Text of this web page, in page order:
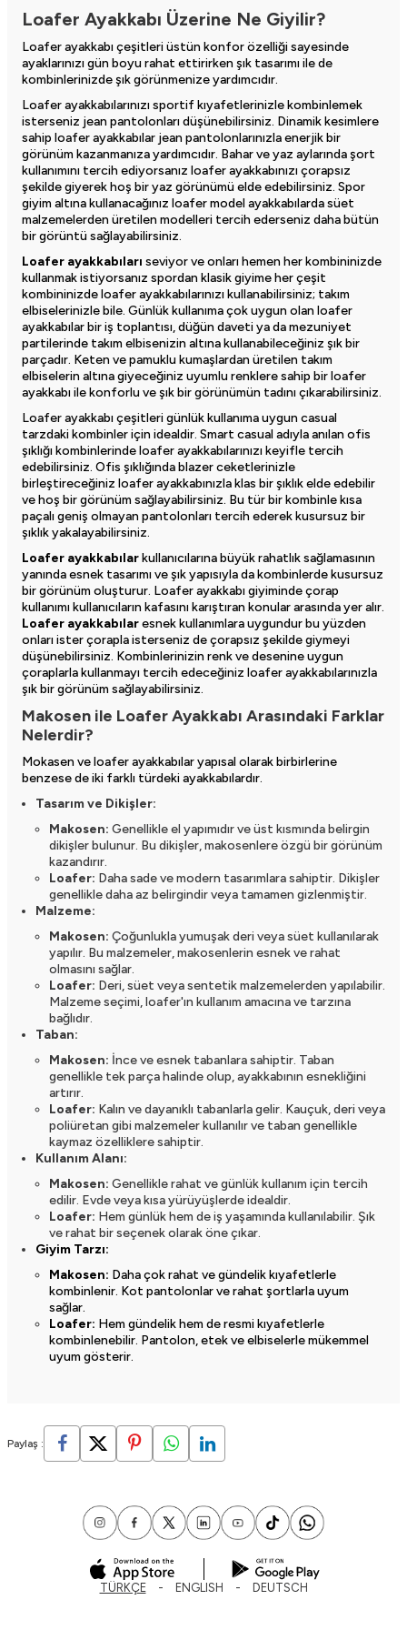
Loafer Ayakkabı Üzerine Ne Giyilir?
Loafer ayakkabı çeşitleri üstün konfor özelliği sayesinde
ayaklarınızı gün boyu rahat ettirirken şık tasarımı ile de
kombinlerinizde şık görünmenize yardımcıdır.
Loafer ayakkabılarınızı sportif kıyafetlerinizle kombinlemek
isterseniz jean pantolonları düşünebilirsiniz. Dinamik kesimlere
sahip loafer ayakkabılar jean pantolonlarınızla enerjik bir
görünüm kazanmanıza yardımcıdır. Bahar ve yaz aylarında şort
kullanımını tercih ediyorsanız loafer ayakkabınızı çorapsız
şekilde giyerek hoş bir yaz görünümü elde edebilirsiniz. Spor
giyim altına kullanacağınız loafer model ayakkabılarda süet
malzemelerden üretilen modelleri tercih ederseniz daha bütün
bir görüntü sağlayabilirsiniz.
Loafer ayakkabıları seviyor ve onları hemen her kombininizde
kullanmak istiyorsanız spordan klasik giyime her çeşit
kombininizde loafer ayakkabılarınızı kullanabilirsiniz; takım
elbiselerinizle bile. Günlük kullanıma çok uygun olan loafer
ayakkabılar bir iş toplantısı, düğün daveti ya da mezuniyet
partilerinde takım elbisenizin altına kullanabileceğiniz şık bir
parçadır. Keten ve pamuklu kumaşlardan üretilen takım
elbiselerin altına giyeceğiniz uyumlu renklere sahip bir loafer
ayakkabı ile konforlu ve şık bir görünümün tadını çıkarabilirsiniz.
Loafer ayakkabı çeşitleri günlük kullanıma uygun casual
tarzdaki kombinler için idealdir. Smart casual adıyla anılan ofis
şıklığı kombinlerinde loafer ayakkabılarınızı keyifle tercih
edebilirsiniz. Ofis şıklığında blazer ceketlerinizle
birleştireceğiniz loafer ayakkabınızla klas bir şıklık elde edebilir
ve hoş bir görünüm sağlayabilirsiniz. Bu tür bir kombinle kısa
paçalı geniş olmayan pantolonları tercih ederek kusursuz bir
şıklık yakalayabilirsiniz.
Loafer ayakkabılarkullanıcılarına büyük rahatlık sağlamasının
yanında esnek tasarımı ve şık yapısıyla da kombinlerde kusursuz
bir görünüm oluşturur. Loafer ayakkabı giyiminde çorap
kullanımı kullanıcıların kafasını karıştıran konular arasında yer alır.
Loafer ayakkabılaresnek kullanımlara uygundur bu yüzden
onları ister çorapla isterseniz de çorapsız şekilde giymeyi
düşünebilirsiniz. Kombinlerinizin renk ve desenine uygun
çoraplarla kullanmayı tercih edeceğiniz loafer ayakkabılarınızla
şık bir görünüm sağlayabilirsiniz.
Makosen ile Loafer Ayakkabı Arasındaki Farklar
Nelerdir?
Mokasen ve loafer ayakkabılar yapısal olarak birbirlerine
benzese de iki farklı türdeki ayakkabılardır.
Tasarım ve Dikişler:
Makosen: Genellikle el yapımıdır ve üst kısmında belirgin
dikişler bulunur. Bu dikişler, makosenlere özgü bir görünüm
kazandırır.
Loafer: Daha sade ve modern tasarımlara sahiptir. Dikişler
genellikle daha az belirgindir veya tamamen gizlenmiştir.
Malzeme:
Makosen: Çoğunlukla yumuşak deri veya süet kullanılarak
yapılır. Bu malzemeler, makosenlerin esnek ve rahat
olmasını sağlar.
Loafer: Deri, süet veya sentetik malzemelerden yapılabilir.
Malzeme seçimi, loafer'ın kullanım amacına ve tarzına
bağlıdır.
Taban:
Makosen: İnce ve esnek tabanlara sahiptir. Taban
genellikle tek parça halinde olup, ayakkabının esnekliğini
artırır.
Loafer: Kalın ve dayanıklı tabanlarla gelir. Kauçuk, deri veya
poliüretan gibi malzemeler kullanılır ve taban genellikle
kaymaz özelliklere sahiptir.
Kullanım Alanı:
Makosen: Genellikle rahat ve günlük kullanım için tercih
edilir. Evde veya kısa yürüyüşlerde idealdir.
Loafer: Hem günlük hem de iş yaşamında kullanılabilir. Şık
ve rahat bir seçenek olarak öne çıkar.
Giyim Tarzı:
Makosen: Daha çok rahat ve gündelik kıyafetlerle
kombinlenir. Kot pantolonlar ve rahat şortlarla uyum
sağlar.
Loafer: Hem gündelik hem de resmi kıyafetlerle
kombinlenebilir. Pantolon, etek ve elbiselerle mükemmel
uyum gösterir.
Paylaş :
TÜRKÇE ENGLISH DEUTSCH